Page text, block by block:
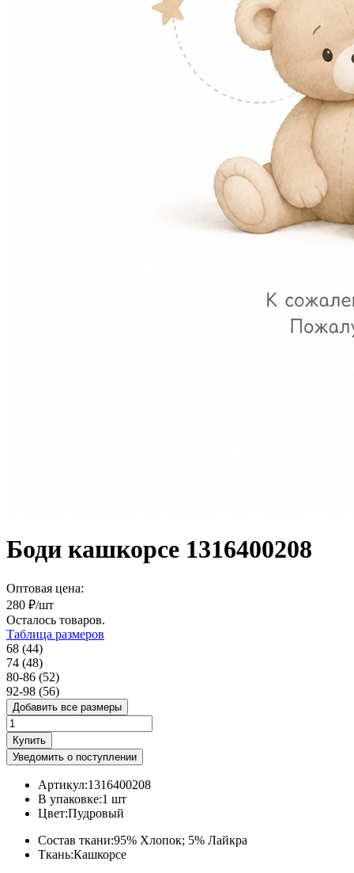
Боди кашкорсе 1316400208
Оптовая цена:
280 ₽/шт
Осталось товаров.
Таблица размеров
68 (44)
74 (48)
80-86 (52)
92-98 (56)
Добавить все размеры
Купить
Уведомить о поступлении
Артикул:1316400208
В упаковке:1 шт
Цвет:Пудровый
Состав ткани:95% Хлопок; 5% Лайкра
Ткань:Кашкорсе